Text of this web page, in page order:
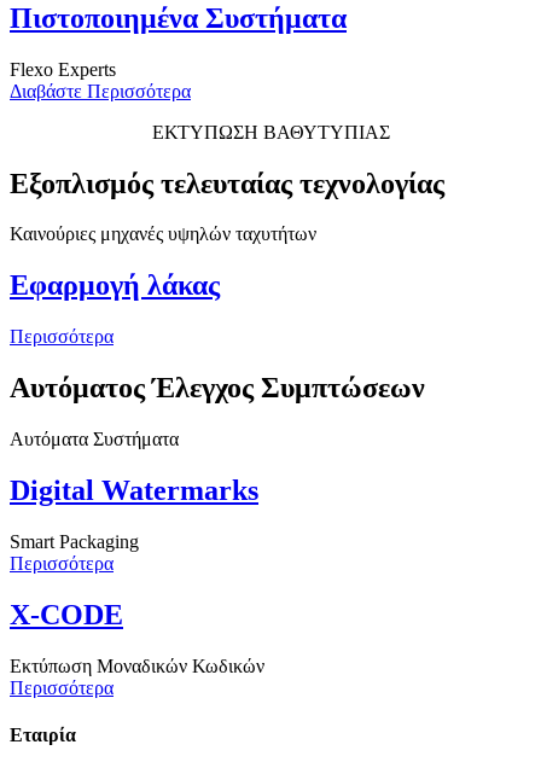
Πιστοποιημένα Συστήματα
Flexo Experts
Διαβάστε Περισσότερα
ΕΚΤΥΠΩΣΗ ΒΑΘΥΤΥΠΙΑΣ
Εξοπλισμός τελευταίας τεχνολογίας
Καινούριες μηχανές υψηλών ταχυτήτων
Εφαρμογή λάκας
Περισσότερα
Αυτόματος Έλεγχος Συμπτώσεων
Αυτόματα Συστήματα
Digital Watermarks
Smart Packaging
Περισσότερα
X-CODE
Εκτύπωση Μοναδικών Κωδικών
Περισσότερα
Εταιρία